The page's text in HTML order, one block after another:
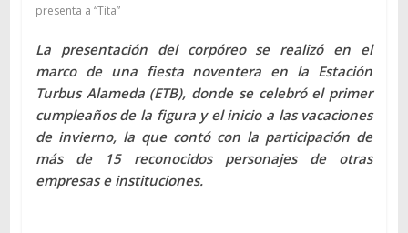
presenta a “Tita”
La presentación del corpóreo se realizó en el
marco de una fiesta noventera en la Estación
Turbus Alameda (ETB), donde se celebró el primer
cumpleaños de la figura y el inicio a las vacaciones
de invierno, la que contó con la participación de
más de 15 reconocidos personajes de otras
empresas e instituciones.